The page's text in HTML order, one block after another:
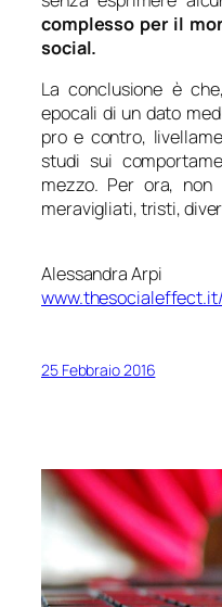
complesso per il
social.
La conclusione è
epocali di un dato
pro e contro,
studi sui
mezzo. Per ora,
meravigliati, tristi,
Alessandra Arpi
25 Febbraio 2016